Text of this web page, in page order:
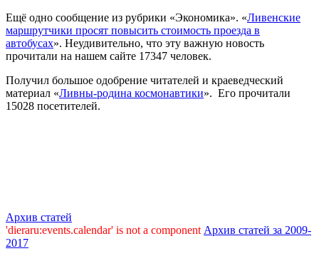
Ещё одно сообщение из рубрики «Экономика». «Ливенские
маршрутчики просят повысить стоимость проезда в
автобусах». Неудивительно, что эту важную новость
прочитали на нашем сайте 17347 человек.
Получил большое одобрение читателей и краеведческий
материал «Ливны-родина космонавтики». Его прочитали
15028 посетителей.
Архив статей
'dieraru:events.calendar' is not a component Архив статей за 2009-
2017